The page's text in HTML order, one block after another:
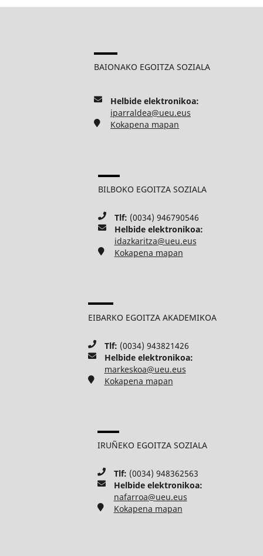
BAIONAKO EGOITZA SOZIALA
Helbide elektronikoa:
iparraldea@ueu.eus
Kokapena mapan
BILBOKO EGOITZA SOZIALA
Tlf: (0034) 946790546
Helbide elektronikoa:
idazkaritza@ueu.eus
Kokapena mapan
EIBARKO EGOITZA AKADEMIKOA
Tlf: (0034) 943821426
Helbide elektronikoa:
markeskoa@ueu.eus
Kokapena mapan
IRUÑEKO EGOITZA SOZIALA
Tlf: (0034) 948362563
Helbide elektronikoa:
nafarroa@ueu.eus
Kokapena mapan